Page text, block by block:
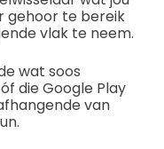
gehoor te bereik
vlak te neem.
wat soos
die Google Play
van